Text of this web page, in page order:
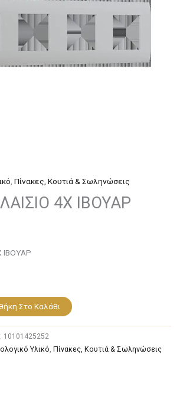
, Πίνακες, Κουτιά & Σωληνώσεις
4X ΙΒΟΥΑΡ
ΙΒΟΥΑΡ
Στο Καλάθι
10101425252
Υλικό, Πίνακες, Κουτιά & Σωληνώσεις